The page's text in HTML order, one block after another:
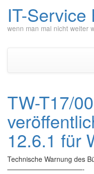
IT-Service
wenn man mal nicht weiter
TW-T17/
12.6.1 für
Technische Warnung des
———————————-